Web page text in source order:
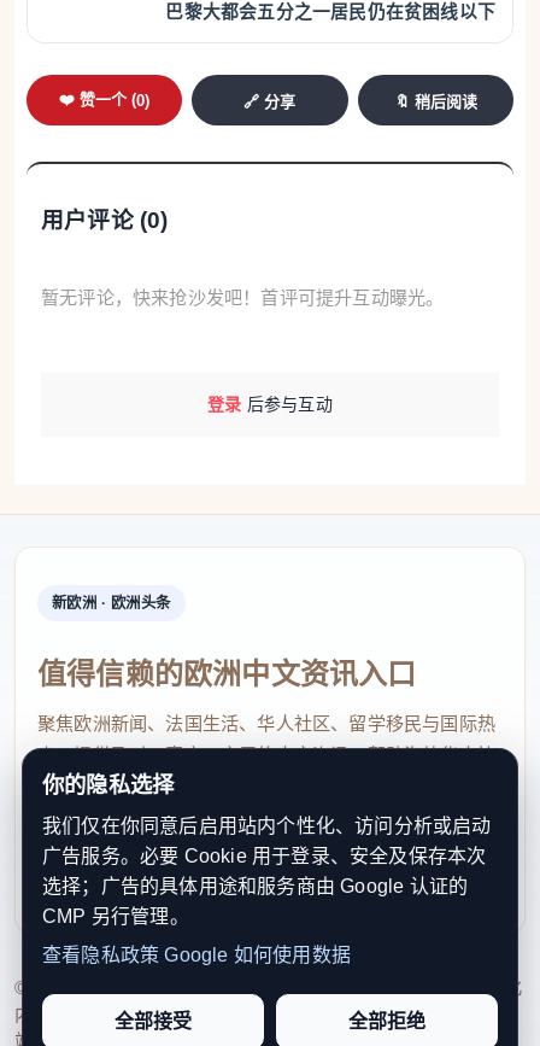
巴黎大都会五分之一居民仍在贫困线以下
❤️ 赞一个 (0) 🔗 分享 🔖 稍后阅读
用户评论 (0)
暂无评论，快来抢沙发吧！首评可提升互动曝光。
登录 后参与互动
新欧洲 · 欧洲头条
值得信赖的欧洲中文资讯入口
聚焦欧洲新闻、法国生活、华人社区、留学移民与国际热
点，提供及时、真实、实用的中文资讯，帮助海外华人快
速了解欧洲动态。
contact@xinouzhou.com
服务支持、版权与合作：工作日优先处理站务、投稿与权
利通知
© 2026 新欧洲·欧洲头条. All Rights Reserved. 本网站持续优化
内容透明度、联系方式与用户权利说明，以提升品牌信任感和
站点完整度。
你的隐私选择
我们仅在你同意后启用站内个性化、访问分析或启动
广告服务。必要 Cookie 用于登录、安全及保存本次
选择；广告的具体用途和服务商由 Google 认证的
CMP 另行管理。
查看隐私政策 Google 如何使用数据
全部接受 全部拒绝